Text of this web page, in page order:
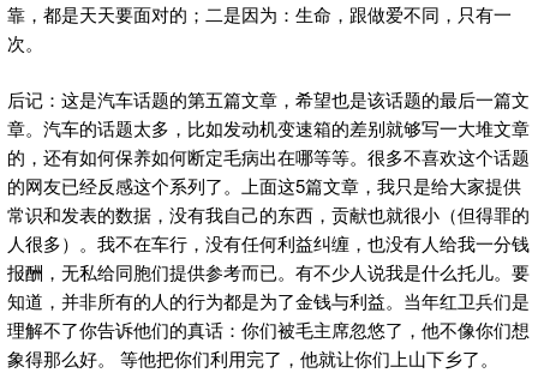
靠，都是天天要面对的；二是因为：生命，跟做爱不同，只有一
次。
后记：这是汽车话题的第五篇文章，希望也是该话题的最后一篇文
章。汽车的话题太多，比如发动机变速箱的差别就够写一大堆文章
的，还有如何保养如何断定毛病出在哪等等。很多不喜欢这个话题
的网友已经反感这个系列了。上面这5篇文章，我只是给大家提供
常识和发表的数据，没有我自己的东西，贡献也就很小（但得罪的
人很多）。我不在车行，没有任何利益纠缠，也没有人给我一分钱
报酬，无私给同胞们提供参考而已。有不少人说我是什么托儿。要
知道，并非所有的人的行为都是为了金钱与利益。当年红卫兵们是
理解不了你告诉他们的真话：你们被毛主席忽悠了，他不像你们想
象得那么好。 等他把你们利用完了，他就让你们上山下乡了。